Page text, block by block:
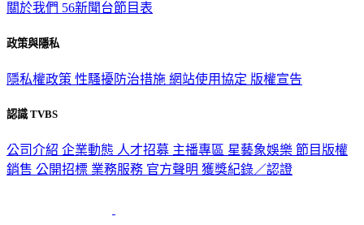
關於我們 56新聞台節目表
政策與隱私
隱私權政策 性騷擾防治措施 網站使用協定 版權宣告
認識 TVBS
公司介紹 企業動態 人才招募 主播專區 星藝象娛樂 節目版權
銷售 公開招標 業務服務 官方聲明 獲獎紀錄／認證